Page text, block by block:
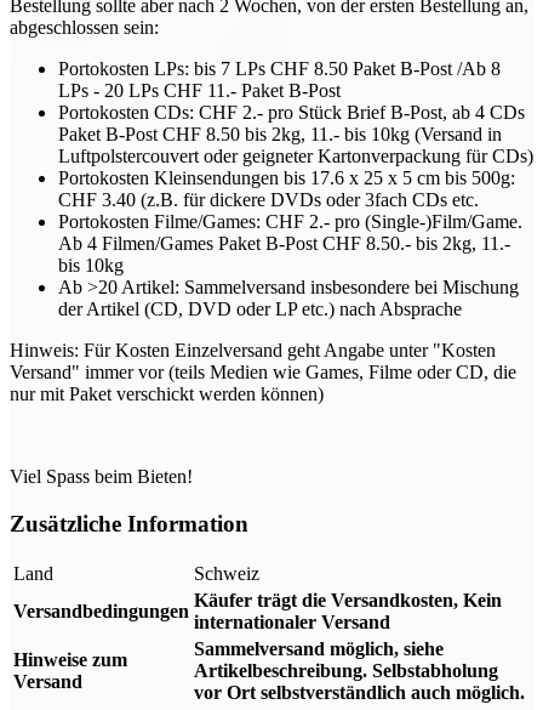
Bestellung sollte aber nach 2 Wochen, von der ersten Bestellung an,
abgeschlossen sein:
Portokosten LPs: bis 7 LPs CHF 8.50 Paket B-Post /Ab 8
LPs - 20 LPs CHF 11.- Paket B-Post
Portokosten CDs: CHF 2.- pro Stück Brief B-Post, ab 4 CDs
Paket B-Post CHF 8.50 bis 2kg, 11.- bis 10kg (Versand in
Luftpolstercouvert oder geigneter Kartonverpackung für CDs)
Portokosten Kleinsendungen bis 17.6 x 25 x 5 cm bis 500g:
CHF 3.40 (z.B. für dickere DVDs oder 3fach CDs etc.
Portokosten Filme/Games: CHF 2.- pro (Single-)Film/Game.
Ab 4 Filmen/Games Paket B-Post CHF 8.50.- bis 2kg, 11.-
bis 10kg
Ab >20 Artikel: Sammelversand insbesondere bei Mischung
der Artikel (CD, DVD oder LP etc.) nach Absprache
Hinweis: Für Kosten Einzelversand geht Angabe unter "Kosten
Versand" immer vor (teils Medien wie Games, Filme oder CD, die
nur mit Paket verschickt werden können)
Viel Spass beim Bieten!
Zusätzliche Information
Land
Schweiz
Versandbedingungen
Käufer trägt die Versandkosten, Kein
internationaler Versand
Hinweise zum
Versand
Sammelversand möglich, siehe
Artikelbeschreibung. Selbstabholung
vor Ort selbstverständlich auch möglich.